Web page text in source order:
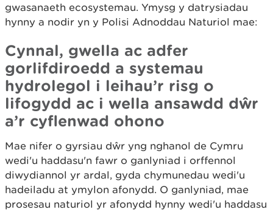
gwasanaeth ecosystemau. Ymysg y datrysiadau
hynny a nodir yn y Polisi Adnoddau Naturiol mae:
Cynnal, gwella ac adfer
gorlifdiroedd a systemau
hydrolegol i leihau’r risg o
lifogydd ac i wella ansawdd dŵr
a’r cyflenwad ohono
Mae nifer o gyrsiau dŵr yng nghanol de Cymru
wedi'u haddasu'n fawr o ganlyniad i orffennol
diwydiannol yr ardal, gyda chymunedau wedi'u
hadeiladu at ymylon afonydd. O ganlyniad, mae
prosesau naturiol yr afonydd hynny wedi'u haddasu